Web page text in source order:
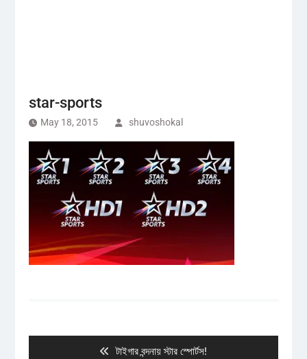
star-sports
May 18, 2015 shuvoshokal
Previous
টাইগার বন্দনায় স্টার স্পোর্টস!